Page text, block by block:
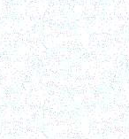
черта
пред Ним
чувствах
служение Ему